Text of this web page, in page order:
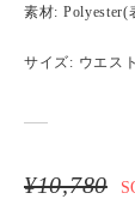
素材: Polyester(
サイズ: ウエス
¥10,780